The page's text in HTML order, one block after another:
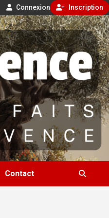
Connexion Inscription
Contact